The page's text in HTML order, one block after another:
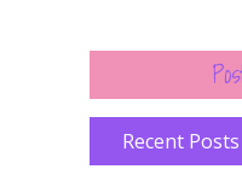
Recent Posts